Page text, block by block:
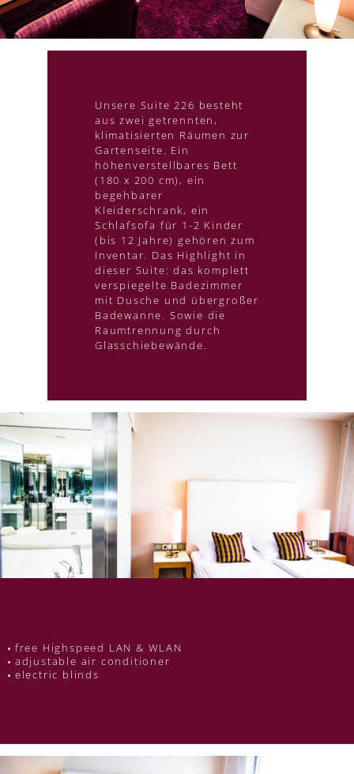
Unsere Suite 226 besteht
aus zwei getrennten,
klimatisierten Räumen zur
Gartenseite. Ein
höhenverstellbares Bett
(180 x 200 cm), ein
begehbarer
Kleiderschrank, ein
Schlafsofa für 1-2 Kinder
(bis 12 Jahre) gehören zum
Inventar. Das Highlight in
dieser Suite: das komplett
verspiegelte Badezimmer
mit Dusche und übergroßer
Badewanne. Sowie die
Raumtrennung durch
Glasschiebewände.
free Highspeed LAN & WLAN
adjustable air conditioner
electric blinds